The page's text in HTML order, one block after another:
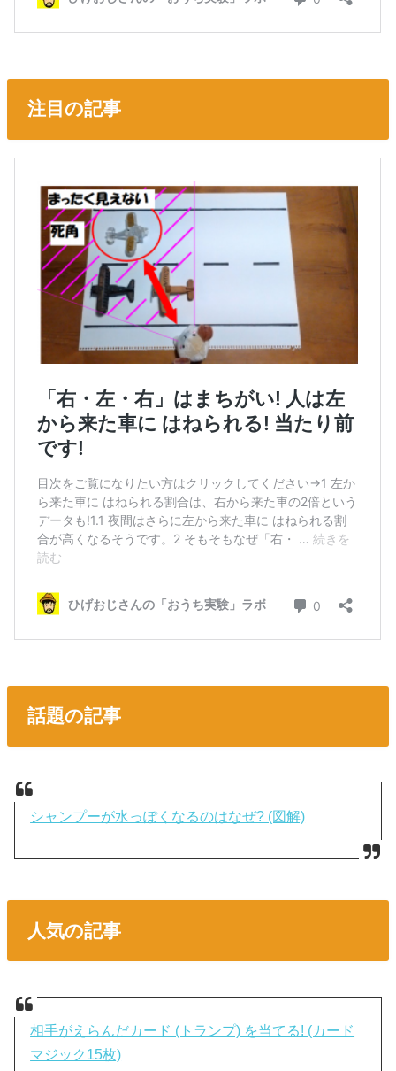
注目の記事
話題の記事
シャンプーが水っぽくなるのはなぜ? (図解)
人気の記事
相手がえらんだカード (トランプ) を当てる! (カード
マジック15枚)